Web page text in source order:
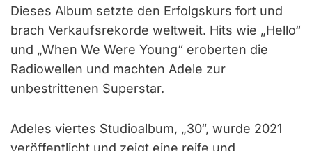
Dieses Album setzte den Erfolgskurs fort und
brach Verkaufsrekorde weltweit. Hits wie „Hello“
und „When We Were Young“ eroberten die
Radiowellen und machten Adele zur
unbestrittenen Superstar.
Adeles viertes Studioalbum, „30“, wurde 2021